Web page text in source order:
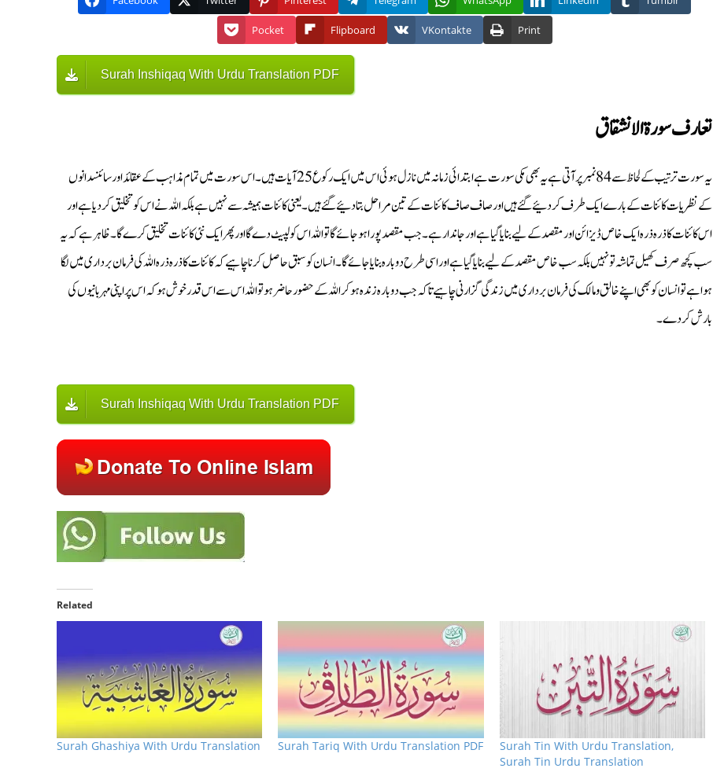
Pocket Flipboard VKontakte Print
Surah Inshiqaq With Urdu Translation PDF
تعارف سورة الانشقاق
یہ سورت ترتیب کے لحاظ سے 84 نمبر پر آتی ہے یہ بھی مکی سورت ہے ابتدائی زمانہ میں نازل ہوئی اس میں ایک رکوع 25 آیات ہیں۔ اس سورت میں تمام مذاہب کے عقائد اور سائنسدانوں
کے نظریات کائنات کے بارے ایک طرف کر دئیے گئے ہیں اور صاف صاف کائنات کے تین مراحل بتا دئیے گئے ہیں۔ یعنی کائنات ہمیشہ سے نہیں ہے بلکہ اللہ نے اس کو تخلیق کردیا ہے اور
اس کائنات کا ذرہ ذرہ ایک خاص ڈیزائن اور مقصد کے لیے بنایا گیا ہے اور جاندار ہے۔ جب مقصد پورا ہوجائے گا تو اللہ اس کو لپیٹ دے گا اور پھر ایک نئی کائنات تخلیق کرے گا۔ ظاہر ہے کہ یہ
سب کچھ صرف کھیل تماشہ تو نہیں بلکہ سب خاص مقصد کے لیے بنایا گیا ہے اور اسی طرح دوبارہ بنایا جائے گا۔ انسان کو سبق حاصل کرنا چاہیے کہ کائنات کا ذرہ ذرہ اللہ کی فرمان برداری میں لگا
ہوا ہے تو انسان کو بھی اپنے خالق ومالک کی فرمان برداری میں زندگی گزارنی چاہیے تاکہ جب دوبارہ زندہ ہو کر اللہ کے حضور حاضر ہو تو اللہ اس سے اس قدر خوش ہو کہ اس پر اپنی مہربانیوں کی
بارش کر دے۔
Surah Inshiqaq With Urdu Translation PDF
Related
Surah Ghashiya With Urdu Translation Surah Tariq With Urdu Translation PDF
Surah Tin With Urdu Translation,
Surah Tin Urdu Translation